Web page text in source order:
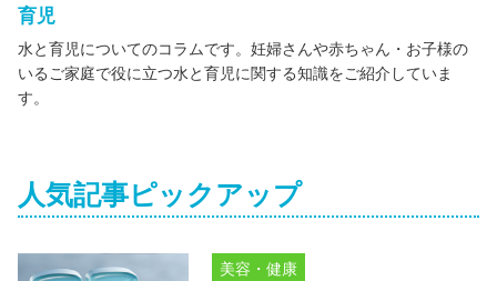
育児
水と育児についてのコラムです。妊婦さんや赤ちゃん・お子様の
いるご家庭で役に立つ水と育児に関する知識をご紹介していま
す。
人気記事ピックアップ
美容・健康